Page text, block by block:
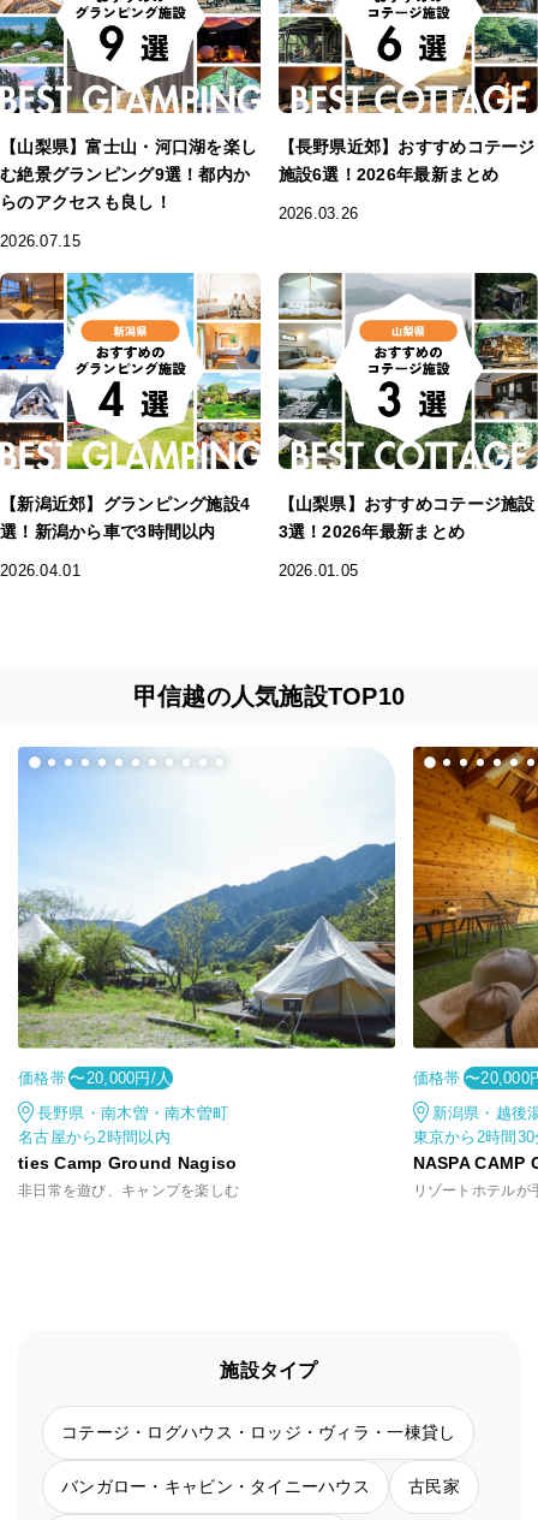
【山梨県】富士山・河口湖を楽し
む絶景グランピング9選！都内か
らのアクセスも良し！
2026.07.15
【長野県近郊】おすすめコテージ
施設6選！2026年最新まとめ
2026.03.26
【新潟近郊】グランピング施設4
選！新潟から車で3時間以内
2026.04.01
【山梨県】おすすめコテージ施設
3選！2026年最新まとめ
2026.01.05
甲信越の人気施設TOP10
価格帯 〜20,000円/人
長野県・南木曽・南木曽町
名古屋から2時間以内
ties Camp Ground Nagiso
非日常を遊び、キャンプを楽しむ
価格帯 〜20,000
新潟県・越後
東京から2時間
NASPA CAMP
施設タイプ
コテージ・ログハウス・ロッジ・ヴィラ・一棟貸し
バンガロー・キャビン・タイニーハウス 古民家